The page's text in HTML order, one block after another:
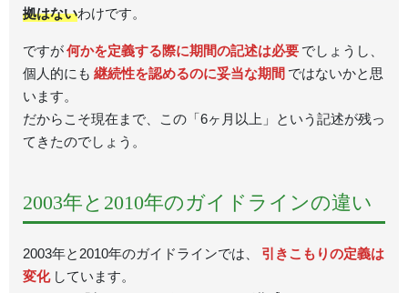
拠はないわけです。
ですが何かを定義する際に期間の記述は必要 でしょうし、
個人的にも 継続性を認めるのに妥当な期間 ではないかと思
います。
だからこそ現在まで、この「6ヶ月以上」という記述が残っ
てきたのでしょう。
2003年と2010年のガイドラインの違い
2003年と2010年のガイドラインでは、
引きこもりの定義は
変化 しています。